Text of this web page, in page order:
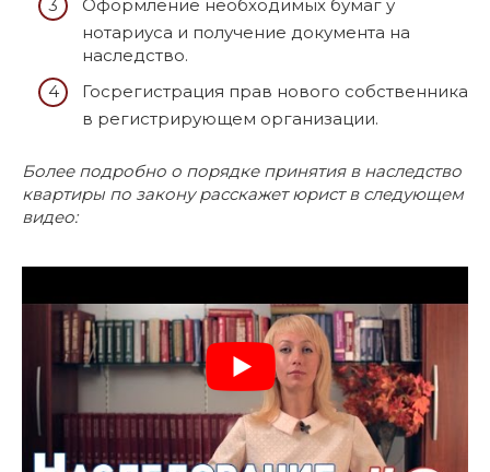
Оформление необходимых бумаг у
нотариуса и получение документа на
наследство.
Госрегистрация прав нового собственника
в регистрирующем организации.
Более подробно о порядке принятия в наследство
квартиры по закону расскажет юрист в следующем
видео: